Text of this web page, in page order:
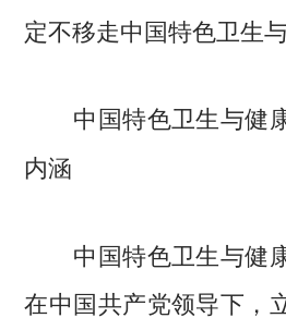
定不移走中国特色卫生
中国特色卫生与健
内涵
中国特色卫生与健
在中国共产党领导下，